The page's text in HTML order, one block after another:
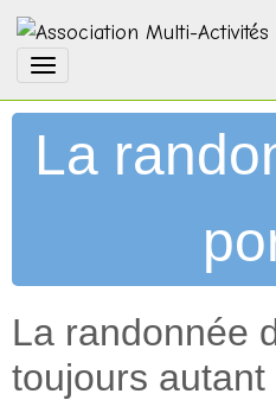
La
La randonnée
toujours autant